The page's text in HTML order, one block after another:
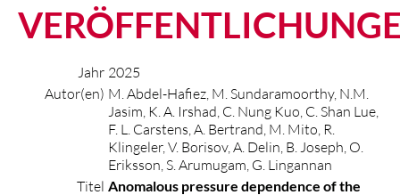
Jahr 2025
Autor(en) M. Abdel-Hafiez, M. Sundaramoorthy, N.M.
Jasim, K. A. Irshad, C. Nung Kuo, C. Shan Lue,
F. L. Carstens, A. Bertrand, M. Mito, R.
Klingeler, V. Borisov, A. Delin, B. Joseph, O.
Eriksson, S. Arumugam, G. Lingannan
Titel Anomalous pressure dependence of the